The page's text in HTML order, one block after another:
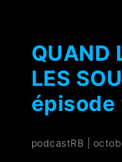
QUAND
LES
épisode
podcastRB